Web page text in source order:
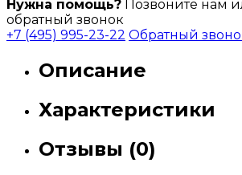
Нужна помощь? Позвоните нам
обратный звонок
+7 (495) 995-23-22 Обратный
Описание
Характеристики
Отзывы (0)